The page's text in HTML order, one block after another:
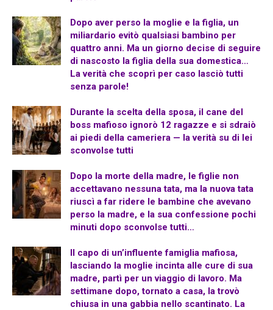
Dopo aver perso la moglie e la figlia, un
miliardario evitò qualsiasi bambino per
quattro anni. Ma un giorno decise di seguire
di nascosto la figlia della sua domestica…
La verità che scoprì per caso lasciò tutti
senza parole!
Durante la scelta della sposa, il cane del
boss mafioso ignorò 12 ragazze e si sdraiò
ai piedi della cameriera — la verità su di lei
sconvolse tutti
Dopo la morte della madre, le figlie non
accettavano nessuna tata, ma la nuova tata
riuscì a far ridere le bambine che avevano
perso la madre, e la sua confessione pochi
minuti dopo sconvolse tutti…
Il capo di un’influente famiglia mafiosa,
lasciando la moglie incinta alle cure di sua
madre, partì per un viaggio di lavoro. Ma
settimane dopo, tornato a casa, la trovò
chiusa in una gabbia nello scantinato. La